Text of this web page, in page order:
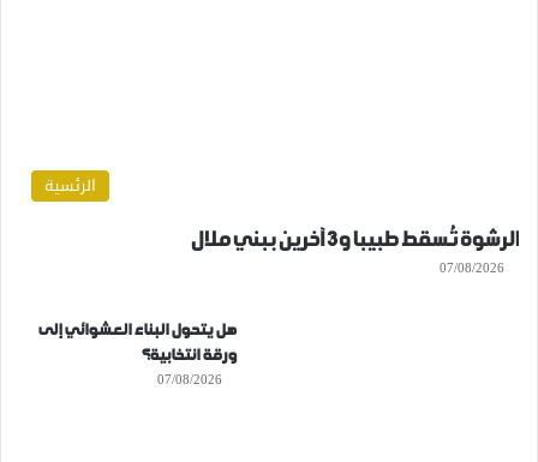
الرئسية
الرشوة تُسقط طبيبا و3 آخرين ببني ملال
07/08/2026
هل يتحول البناء العشوائي إلى
ورقة انتخابية؟
07/08/2026